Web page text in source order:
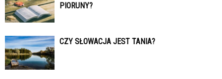
PIORUNY?
CZY SŁOWACJA JEST TANIA?